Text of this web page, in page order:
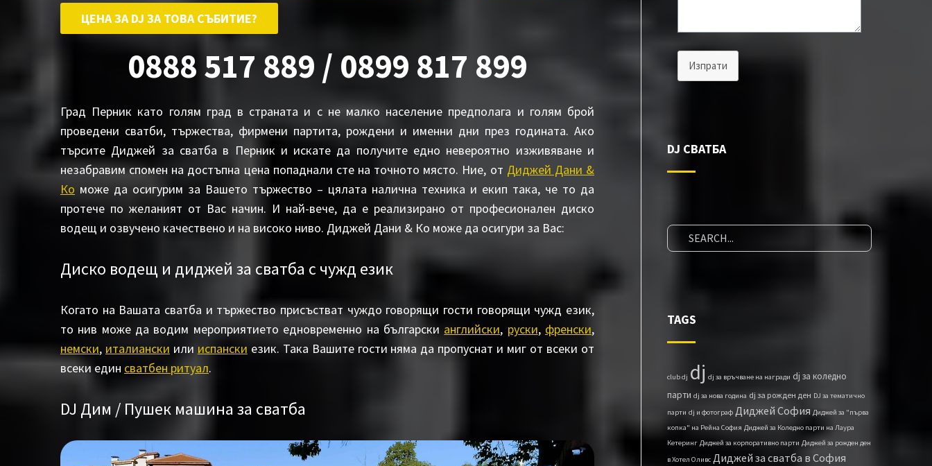
ЦЕНА ЗА DJ ЗА ТОВА СЪБИТИЕ?
0888 517 889 / 0899 817 899
Град Перник като голям град в страната и с не малко население предполага и голям брой
проведени сватби, тържества, фирмени партита, рождени и именни дни през годината. Ако
търсите Диджей за сватба в Перник и искате да получите едно невероятно изживяване и
незабравим спомен на достъпна цена попаднали сте на точното място. Ние, от Диджей Дани &
Ко може да осигурим за Вашето тържество – цялата налична техника и екип така, че то да
протече по желаният от Вас начин. И най-вече, да е реализирано от професионален диско
водещ и озвучено качествено и на високо ниво. Диджей Дани & Ко може да осигури за Вас:
Диско водещ и диджей за сватба с чужд език
Когато на Вашата сватба и тържество присъстват чуждо говорящи гости говорящи чужд език,
то нив може да водим мероприятието едновременно на български английски, руски, френски,
немски, италиански или испански език. Така Вашите гости няма да пропуснат и миг от всеки от
всеки един сватбен ритуал.
DJ Дим / Пушек машина за сватба
Изпрати
DJ СВАТБА
TAGS
club dj dj dj за връчване на награди dj за коледно
парти dj за нова година dj за рожден ден DJ за тематично
парти dj и фотограф Диджей София Диджей за "първа
копка" на Рейна София Диджей за Коледно парти на Лаура
Кетеринг Диджей за корпоративно парти Диджей за рожден ден
в Хотел Оливс Диджей за сватба в София